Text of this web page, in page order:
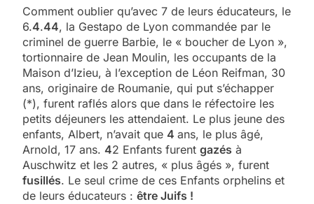
Comment oublier qu’avec 7 de leurs éducateurs, le
6.4.44, la Gestapo de Lyon commandée par le
criminel de guerre Barbie, le « boucher de Lyon »,
tortionnaire de Jean Moulin, les occupants de la
Maison d’Izieu, à l’exception de Léon Reifman, 30
ans, originaire de Roumanie, qui put s’échapper
(*), furent raflés alors que dans le réfectoire les
petits déjeuners les attendaient. Le plus jeune des
enfants, Albert, n’avait que 4 ans, le plus âgé,
Arnold, 17 ans. 42 Enfants furent gazés à
Auschwitz et les 2 autres, « plus âgés », furent
fusillés. Le seul crime de ces Enfants orphelins et
de leurs éducateurs : être Juifs !